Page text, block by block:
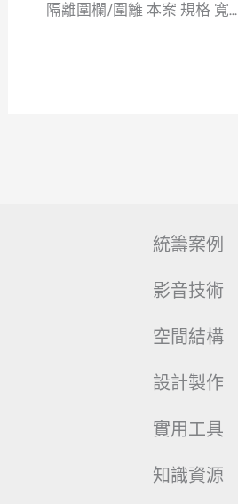
隔離圍欄/圍籬 本案 規格 寬...
統籌案例
影音技術
空間結構
設計製作
實用工具
知識資源